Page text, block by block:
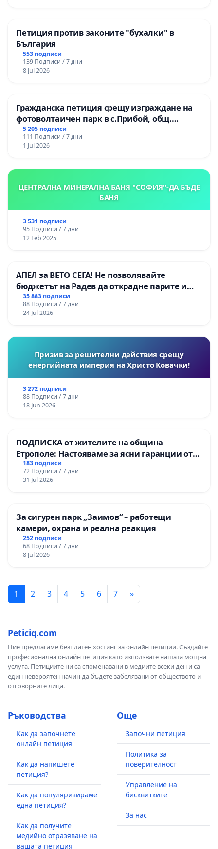
Петиция против законите "бухалки" в
България
553 подписи
139 Подписи / 7 дни
8 Jul 2026
Гражданска петиция срещу изграждане на
фотоволтаичен парк в с.Прибой, общ.
Радомир
5 205 подписи
111 Подписи / 7 дни
1 Jul 2026
ЦЕНТРАЛНА МИНЕРАЛНА БАНЯ "СОФИЯ"-ДА БЪДЕ
БАНЯ
3 531 подписи
95 Подписи / 7 дни
12 Feb 2025
АПЕЛ за ВЕТО СЕГА! Не позволявайте
бюджетът на Радев да открадне парите и
правата ни в тъмното
35 883 подписи
88 Подписи / 7 дни
24 Jul 2026
Призив за решителни действия срещу
енергийната империя на Христо Ковачки!
3 272 подписи
88 Подписи / 7 дни
18 Jun 2026
ПОДПИСКА от жителите на община
Етрополе: Настояваме за ясни гаранции от
“Елаците-МЕД” АД и от държавата, че ще се
изпълнят всички екологични норми!
183 подписи
72 Подписи / 7 дни
31 Jul 2026
За сигурен парк „Заимов“ – работещи
камери, охрана и реална реакция
252 подписи
68 Подписи / 7 дни
8 Jul 2026
1 2 3 4 5 6 7 »
Peticiq.com
Ние предлагаме безплатен хостинг за онлайн петиции. Създайте
професионална онлайн петиция като използвате нашата мощна
услуга. Петициите ни са споменавани в медиите всеки ден и са
един невероятен начин да бъдете забелязани от обществото и
отговорните лица.
Ръководства
Как да започнете
онлайн петиция
Как да напишете
петиция?
Как да популяризираме
една петиция?
Как да получите
медийно отразяване на
вашата петиция
Още
Започни петиция
Политика за
поверителност
Управление на
бисквитките
За нас